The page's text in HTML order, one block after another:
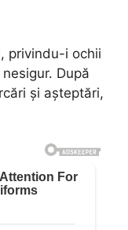
privindu-i ochii
După
și așteptări,